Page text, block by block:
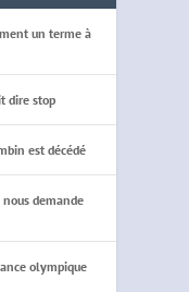
un terme à
dire stop
est décédé
nous demande
olympique